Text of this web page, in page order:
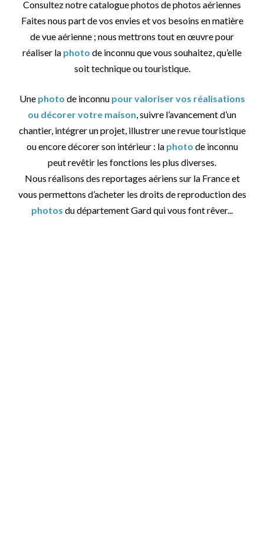
Consultez notre catalogue photos de photos aériennes
Faites nous part de vos envies et vos besoins en matière
de vue aérienne ; nous mettrons tout en œuvre pour
réaliser la photo de inconnu que vous souhaitez, qu’elle
soit technique ou touristique.
Une photo de inconnu pour valoriser vos réalisations
ou décorer votre maison, suivre l’avancement d’un
chantier, intégrer un projet, illustrer une revue touristique
ou encore décorer son intérieur : la photo de inconnu
peut revêtir les fonctions les plus diverses.
Nous réalisons des reportages aériens sur la France et
vous permettons d’acheter les droits de reproduction des
photos du département Gard qui vous font rêver...